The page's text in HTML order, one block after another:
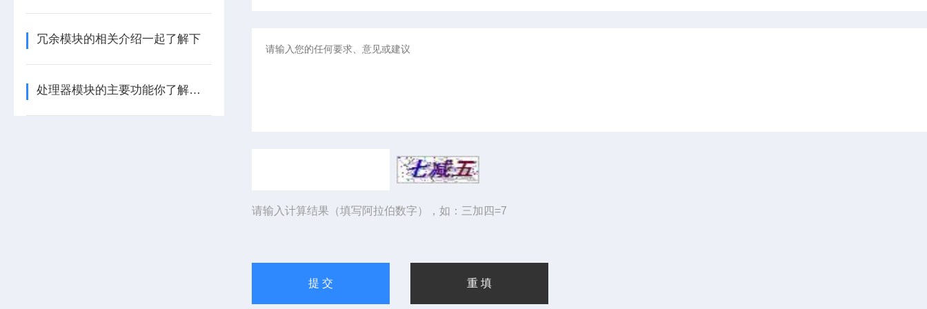
冗余模块的相关介绍一起了解下
处理器模块的主要功能你了解多少呢
请输入计算结果（填写阿拉伯数字），如：三加四=7